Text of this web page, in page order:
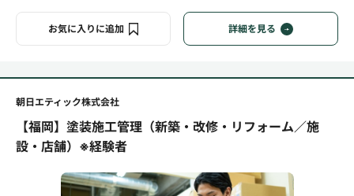
お気に入りに追加 詳細を見る
朝日エティック株式会社
【福岡】塗装施工管理（新築・改修・リフォーム／施
設・店舗）※経験者